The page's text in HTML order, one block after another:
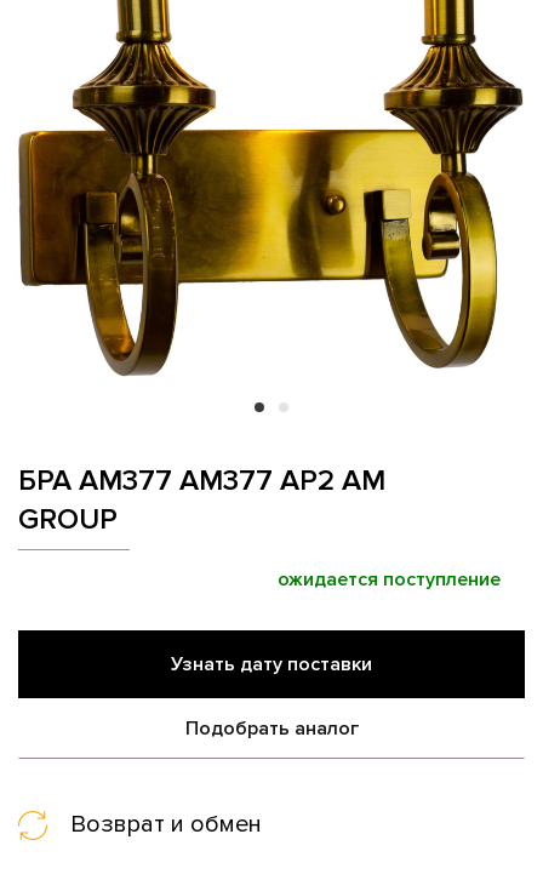
БРА AM377 AM377 AP2 AM
GROUP
ожидается поступление
Узнать дату поставки
Подобрать аналог
Возврат и обмен